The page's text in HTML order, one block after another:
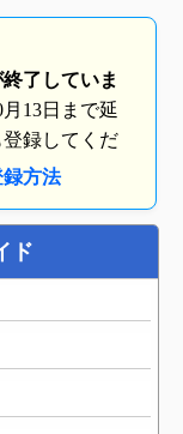
了していま
13日まで延
録してくだ
方法
ド